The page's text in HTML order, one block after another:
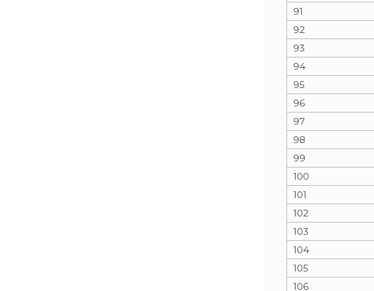
91
92
93
94
95
96
97
98
99
100
101
102
103
104
105
106